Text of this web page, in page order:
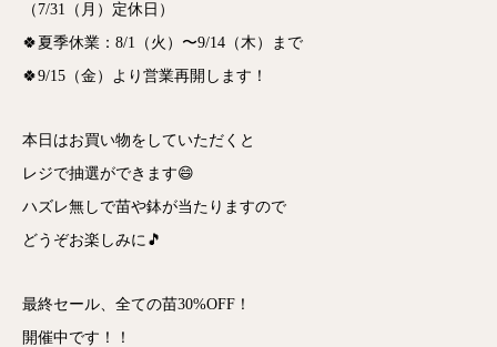
（7/31（月）定休日）
🍀夏季休業：8/1（火）〜9/14（木）まで
🍀9/15（金）より営業再開します！
本日はお買い物をしていただくと
レジで抽選ができます😄
ハズレ無しで苗や鉢が当たりますので
どうぞお楽しみに🎵
最終セール、全ての苗30%OFF！
開催中です！！